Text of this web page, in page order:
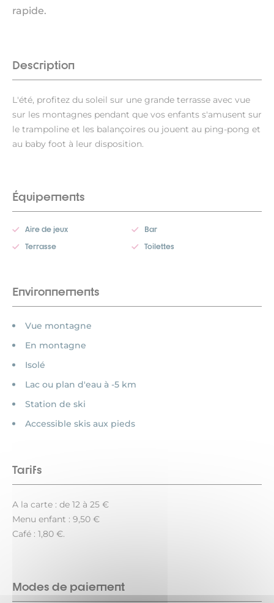
rapide.
Description
L'été, profitez du soleil sur une grande terrasse avec vue
sur les montagnes pendant que vos enfants s'amusent sur
le trampoline et les balançoires ou jouent au ping-pong et
au baby foot à leur disposition.
Équipements
Aire de jeux
Bar
Terrasse
Toilettes
Environnements
Vue montagne
En montagne
Isolé
Lac ou plan d'eau à -5 km
Station de ski
Accessible skis aux pieds
Tarifs
A la carte : de 12 à 25 €
Menu enfant : 9,50 €
Café : 1,80 €.
Modes de paiement